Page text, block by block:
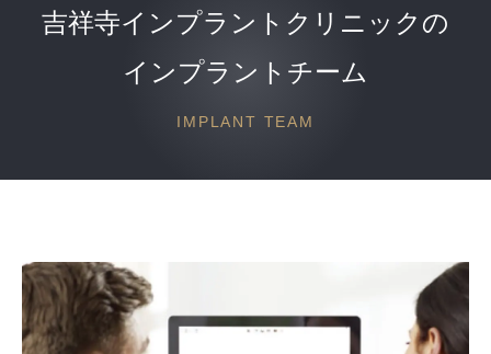
吉祥寺インプラント クリニックの
インプラントチーム
IMPLANT TEAM